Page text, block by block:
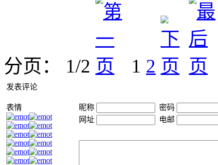
分页： 1/2 1 2
发表评论
表情 昵称
密码
网址
电邮